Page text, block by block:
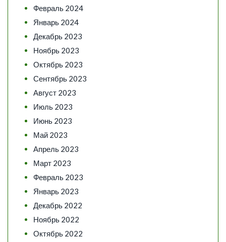
Февраль 2024
Январь 2024
Декабрь 2023
Ноябрь 2023
Октябрь 2023
Сентябрь 2023
Август 2023
Июль 2023
Июнь 2023
Май 2023
Апрель 2023
Март 2023
Февраль 2023
Январь 2023
Декабрь 2022
Ноябрь 2022
Октябрь 2022